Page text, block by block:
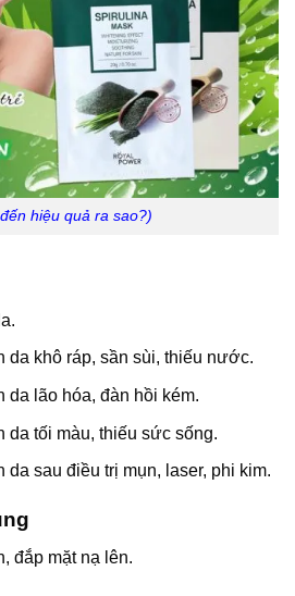
hiệu quả ra sao?)
da khô ráp, sần sùi, thiếu nước.
da lão hóa, đàn hồi kém.
da tối màu, thiếu sức sống.
da sau điều trị mụn, laser, phi kim.
đắp mặt nạ lên.